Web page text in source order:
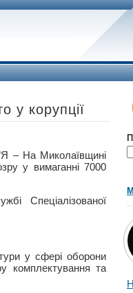
у корупції
На Миколаївщині
у вимаганні 7000
Спеціалізованої
у сфері оборони
комплектування та